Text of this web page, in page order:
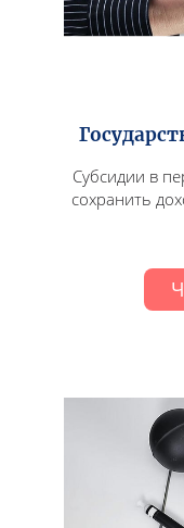
Субсидии в
сохранить